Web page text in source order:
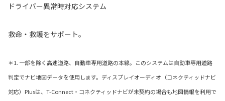
ドライバー異常時対応システム
救命・救護をサポート。
＊1. 一部を除く高速道路、自動車専用道路の本線。このシステムは自動車専用道路
判定でナビ地図データを使用します。ディスプレイオーディオ（コネクティッドナビ
対応）Plusは、T-Connect・コネクティッドナビが未契約の場合も地図情報を利用で